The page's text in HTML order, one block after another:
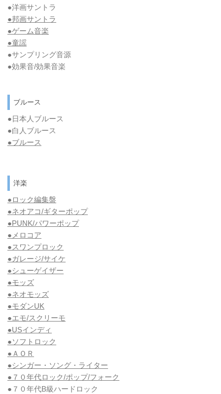
●洋画サントラ
●邦画サントラ
●ゲーム音楽
●童謡
●サンプリング音源
●効果音/効果音楽
ブルース
●日本人ブルース
●白人ブルース
●ブルース
洋楽
●ロック編集盤
●ネオアコ/ギターポップ
●PUNK/パワーポップ
●メロコア
●スワンプロック
●ガレージ/サイケ
●シューゲイザー
●モッズ
●ネオモッズ
●モダンUK
●エモ/スクリーモ
●USインディ
●ソフトロック
●ＡＯＲ
●シンガー・ソング・ライター
●７０年代ロック/ポップ/フォーク
●７０年代B級ハードロック